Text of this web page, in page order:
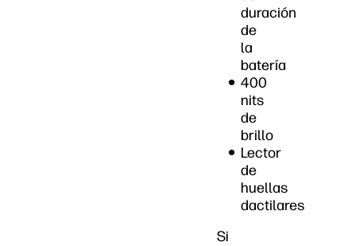
duración
de
la
batería
400
nits
de
brillo
Lector
de
huellas
dactilares
Si